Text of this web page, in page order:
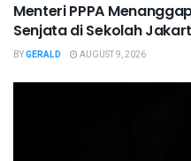
Menteri PPPA
Senjata di Sekolah
BYGERALD AUGUST 9, 2026